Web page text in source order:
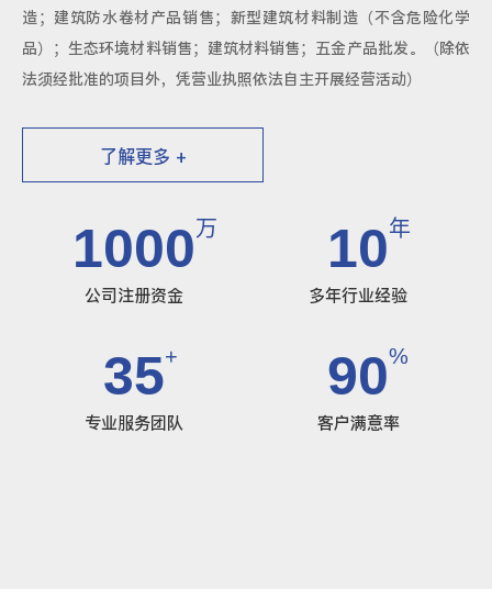
造；建筑防水卷材产品销售；新型建筑材料制造（不含危险化学
品）；生态环境材料销售；建筑材料销售；五金产品批发。（除依
法须经批准的项目外，凭营业执照依法自主开展经营活动）
了解更多 +
1000万
公司注册资金
10年
多年行业经验
35+
专业服务团队
90%
客户满意率